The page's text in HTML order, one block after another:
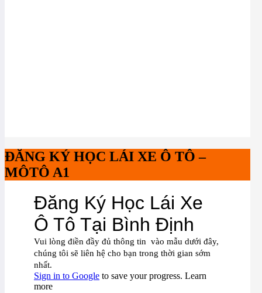
ĐĂNG KÝ HỌC LÁI XE Ô TÔ –
MÔTÔ A1